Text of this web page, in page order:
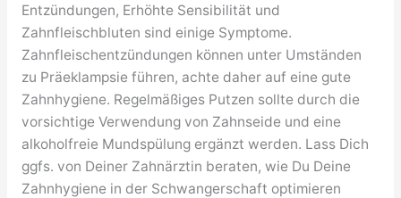
Entzündungen, Erhöhte Sensibilität und
Zahnfleischbluten sind einige Symptome.
Zahnfleischentzündungen können unter Umständen
zu Präeklampsie führen, achte daher auf eine gute
Zahnhygiene. Regelmäßiges Putzen sollte durch die
vorsichtige Verwendung von Zahnseide und eine
alkoholfreie Mundspülung ergänzt werden. Lass Dich
ggfs. von Deiner Zahnärztin beraten, wie Du Deine
Zahnhygiene in der Schwangerschaft optimieren